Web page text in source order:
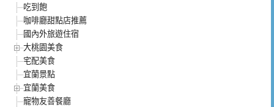
吃到飽
咖啡廳甜點店推薦
國內外旅遊住宿
大桃園美食
宅配美食
宜蘭景點
宜蘭美食
寵物友善餐廳